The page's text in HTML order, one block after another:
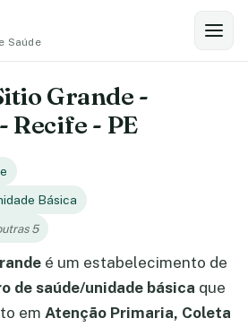
Saúde
Grande -
- PE
Básica
5
é um estabelecimento de
de saúde/unidade básica que
em Atenção Primaria, Coleta